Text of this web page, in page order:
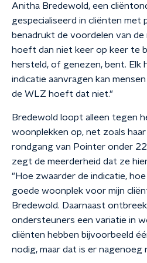
Anitha Bredewold, een
gespecialiseerd in cliënten met
benadrukt de voordelen van
hoeft dan niet keer op keer te
hersteld, of genezen, bent. Elk
indicatie aanvragen kan
de WLZ hoeft dat niet."
Bredewold loopt alleen tegen
woonplekken op, net zoals haar
rondgang van Pointer onder
zegt de meerderheid dat ze
"Hoe zwaarder de indicatie,
goede woonplek voor mijn
Bredewold. Daarnaast
ondersteuners een variatie in
cliënten hebben bijvoorbeeld
nodig, maar dat is er nagenoeg